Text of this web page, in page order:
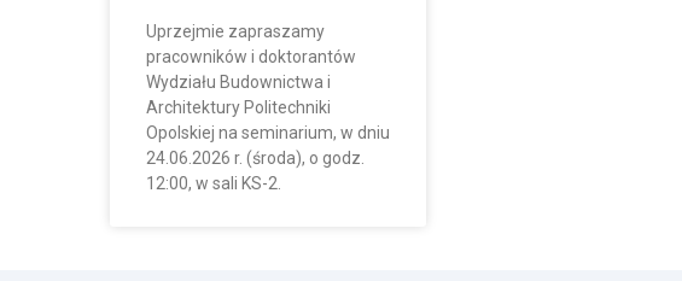
Uprzejmie zapraszamy
pracowników i doktorantów
Wydziału Budownictwa i
Architektury Politechniki
Opolskiej na seminarium, w dniu
24.06.2026 r. (środa), o godz.
12:00, w sali KS-2.